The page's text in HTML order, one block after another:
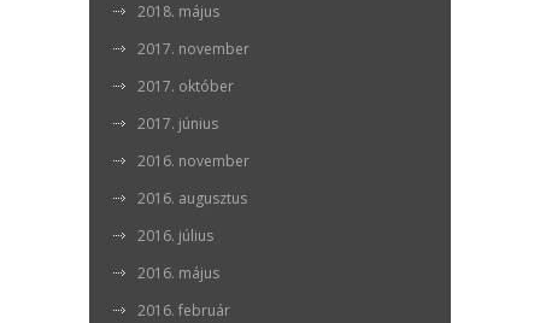
2018. május
2017. november
2017. október
2017. június
2016. november
2016. augusztus
2016. július
2016. május
2016. február